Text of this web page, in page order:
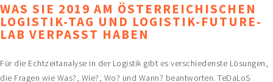
WAS SIE 2019 AM ÖSTERREICHISCHEN
LOGISTIK-TAG UND LOGISTIK-FUTURE-
LAB VERPASST HABEN
Für die Echtzeitanalyse in der Logistik gibt es verschiedenste Lösungen,
die Fragen wie Was?, Wie?, Wo? und Wann? beantworten. TeDaLoS